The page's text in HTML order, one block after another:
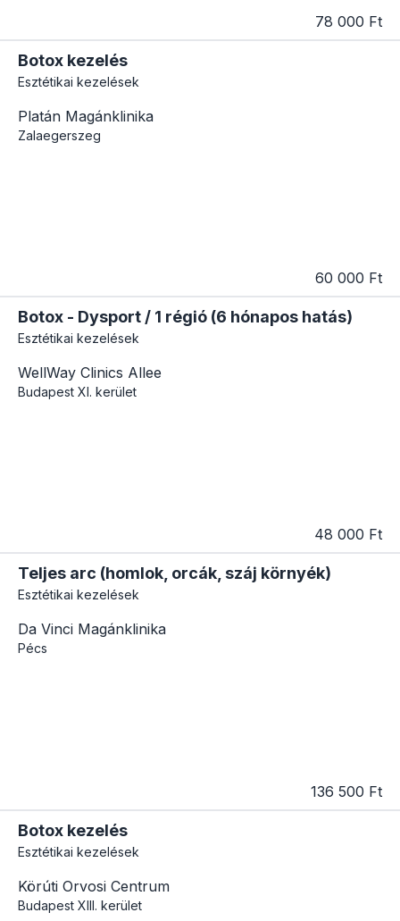
78 000 Ft
Botox kezelés
Esztétikai kezelések
Platán Magánklinika
Zalaegerszeg
60 000 Ft
Botox - Dysport / 1 régió (6 hónapos hatás)
Esztétikai kezelések
WellWay Clinics Allee
Budapest XI. kerület
48 000 Ft
Teljes arc (homlok, orcák, száj környék)
Esztétikai kezelések
Da Vinci Magánklinika
Pécs
136 500 Ft
Botox kezelés
Esztétikai kezelések
Körúti Orvosi Centrum
Budapest XIII. kerület